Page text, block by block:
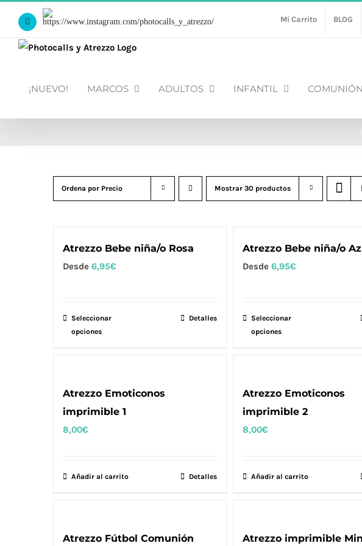
contenido
Facebook
Https://www.instagram.com/photocalls_y_atrezzo/ Mi Carrito BLOG
¡NUEVO! MARCOS ADULTOS INFANTIL COMUNIÓN
Ordena por Precio Mostrar 30 productos
Atrezzo Bebe niña/o Rosa
Desde 6,95€
Seleccionar
opciones
de
Detalles
Atrezzo Bebe niña/o
Desde 6,95€
Seleccionar
opciones
de
Atrezzo Emoticonos
imprimible 1
8,00€
Añadir al carrito Detalles
Atrezzo Emoticonos
imprimible 2
8,00€
Añadir al carrito
Atrezzo Fútbol Comunión Atrezzo imprimible